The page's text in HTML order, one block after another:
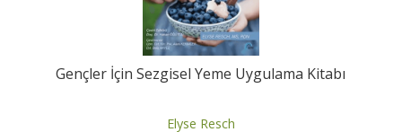
Gençler İçin Sezgisel Yeme Uygulama Kitabı
Elyse Resch